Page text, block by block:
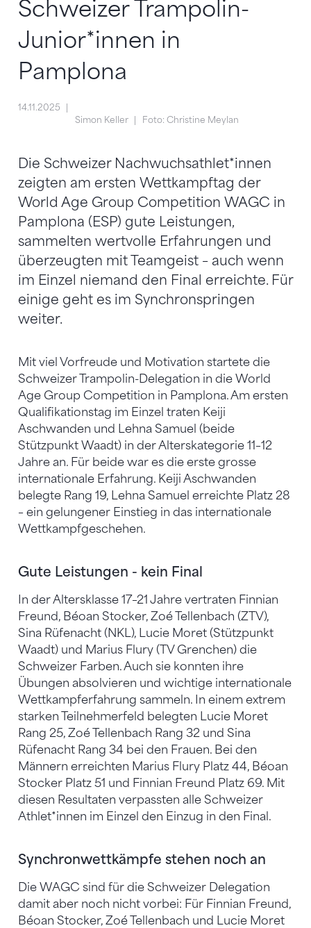
Schweizer Trampolin-
Junior*innen in
Pamplona
14.11.2025
Simon Keller
Foto: Christine Meylan
Die Schweizer Nachwuchsathlet*innen
zeigten am ersten Wettkampftag der
World Age Group Competition WAGC in
Pamplona (ESP) gute Leistungen,
sammelten wertvolle Erfahrungen und
überzeugten mit Teamgeist – auch wenn
im Einzel niemand den Final erreichte. Für
einige geht es im Synchronspringen
weiter.
Mit viel Vorfreude und Motivation startete die
Schweizer Trampolin-Delegation in die World
Age Group Competition in Pamplona. Am ersten
Qualifikationstag im Einzel traten Keiji
Aschwanden und Lehna Samuel (beide
Stützpunkt Waadt) in der Alterskategorie 11–12
Jahre an. Für beide war es die erste grosse
internationale Erfahrung. Keiji Aschwanden
belegte Rang 19, Lehna Samuel erreichte Platz 28
– ein gelungener Einstieg in das internationale
Wettkampfgeschehen.
Gute Leistungen - kein Final
In der Altersklasse 17–21 Jahre vertraten Finnian
Freund, Béoan Stocker, Zoé Tellenbach (ZTV),
Sina Rüfenacht (NKL), Lucie Moret (Stützpunkt
Waadt) und Marius Flury (TV Grenchen) die
Schweizer Farben. Auch sie konnten ihre
Übungen absolvieren und wichtige internationale
Wettkampferfahrung sammeln. In einem extrem
starken Teilnehmerfeld belegten Lucie Moret
Rang 25, Zoé Tellenbach Rang 32 und Sina
Rüfenacht Rang 34 bei den Frauen. Bei den
Männern erreichten Marius Flury Platz 44, Béoan
Stocker Platz 51 und Finnian Freund Platz 69. Mit
diesen Resultaten verpassten alle Schweizer
Athlet*innen im Einzel den Einzug in den Final.
Synchronwettkämpfe stehen noch an
Die WAGC sind für die Schweizer Delegation
damit aber noch nicht vorbei: Für Finnian Freund,
Béoan Stocker, Zoé Tellenbach und Lucie Moret